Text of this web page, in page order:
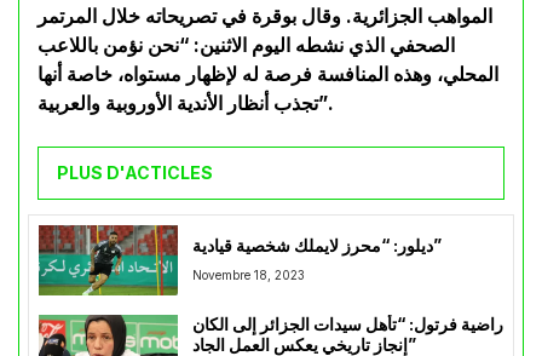
المواهب الجزائرية. وقال بوقرة في تصريحاته خلال المرتمر
الصحفي الذي نشطه اليوم الاثنين: “نحن نؤمن باللاعب
المحلي، وهذه المنافسة فرصة له لإظهار مستواه، خاصة أنها
تجذب أنظار الأندية الأوروبية والعربية”.
PLUS D'ACTICLES
ديلور: “محرز لايملك شخصية قيادية”
Novembre 18, 2023
راضية فرتول: “تأهل سيدات الجزائر إلى الكان
إنجاز تاريخي يعكس العمل الجاد”